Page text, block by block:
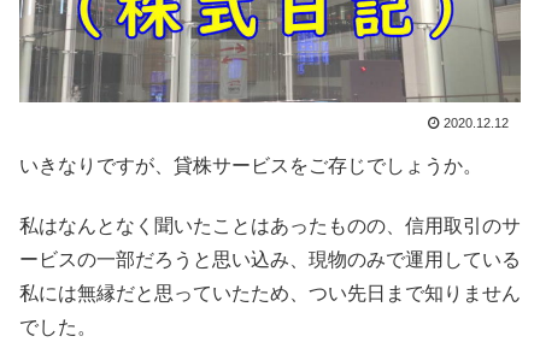
2020.12.12
いきなりですが、貸株サービスをご存じでしょうか。
私はなんとなく聞いたことはあったものの、信用取引のサ
ービスの一部だろうと思い込み、現物のみで運用している
私には無縁だと思っていたため、つい先日まで知りません
でした。